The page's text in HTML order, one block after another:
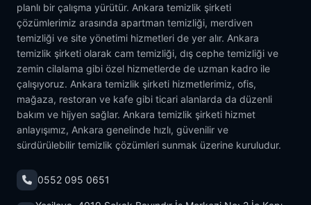
planlı bir çalışma yürütür. Ankara temizlik şirketi
çözümlerimiz arasında apartman temizliği, merdiven
temizliği ve site yönetimi hizmetleri de yer alır. Ankara
temizlik şirketi olarak cam temizliği, dış cephe temizliği ve
zemin cilalama gibi özel hizmetlerde de uzman kadro ile
çalışıyoruz. Ankara temizlik şirketi hizmetlerimiz, ofis,
mağaza, restoran ve kafe gibi ticari alanlarda da düzenli
bakım ve hijyen sağlar. Ankara temizlik şirketi hizmet
anlayışımız, Ankara genelinde hızlı, güvenilir ve
sürdürülebilir temizlik çözümleri sunmak üzerine kuruludur.
0552 095 0651